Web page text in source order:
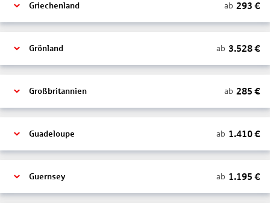
Griechenland ab 293 €
Grönland ab 3.528€
Großbritannien ab 285 €
Guadeloupe ab 1.410€
Guernsey ab 1.195 €